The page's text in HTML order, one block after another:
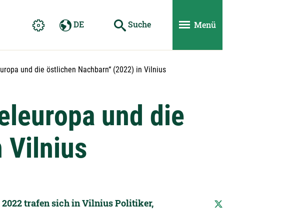
DE Suche Menü
und die östlichen Nachbarn“ (2022) in Vilnius
und die
Vilnius
2022 trafen sich in Vilnius Politiker,